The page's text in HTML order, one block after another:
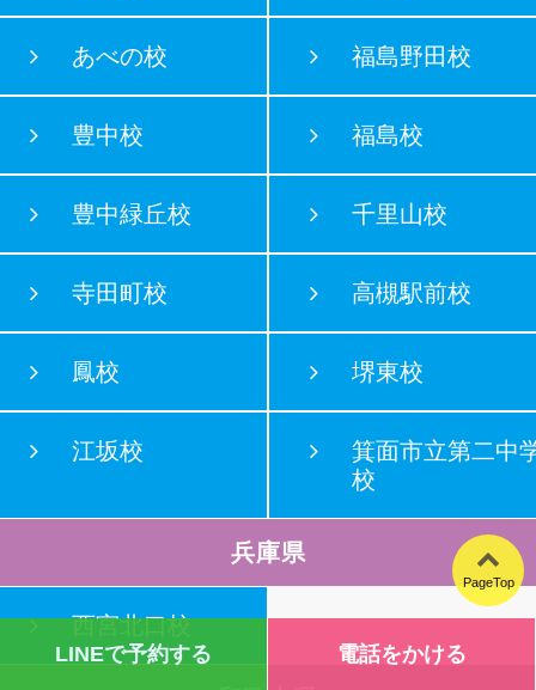
LINEで予約する 電話をかける
あべの校 福島野田校
豊中校 福島校
豊中緑丘校 千里山校
寺田町校 高槻駅前校
鳳校 堺東校
江坂校
箕面市立第二中
校
兵庫県
西宮北口校
PageTop